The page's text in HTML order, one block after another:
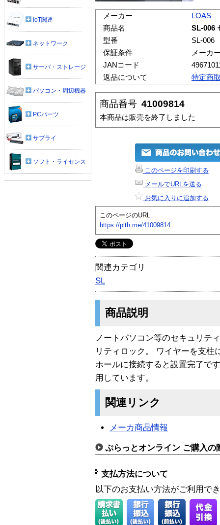
メーカー
LOAS
商品名
SL-006
型番
SL-006
保証条件
メーカ
JANコード
返品について
特定商
商品番号 41009814
本商品は販売を終了しました
このページを印刷する
メールでURLを送る
お気に入りに追加する
このページのURL
https://plth.me/41009814
関連カテゴリ
SL
商品説明
ノートパソコン等のセキュリテ
リティロック。 ワイヤーを支柱
ホールに接続すると設置完了で
用しています。
関連リンク
メーカ商品情報
ぷらっとオンライン ご購入の
支払方法について
以下のお支払い方法がご利用で
IoT関連
ネットワーク
サーバ・ストレージ
パソコン・周辺機器
PCパーツ
サプライ
ソフト・ライセンス